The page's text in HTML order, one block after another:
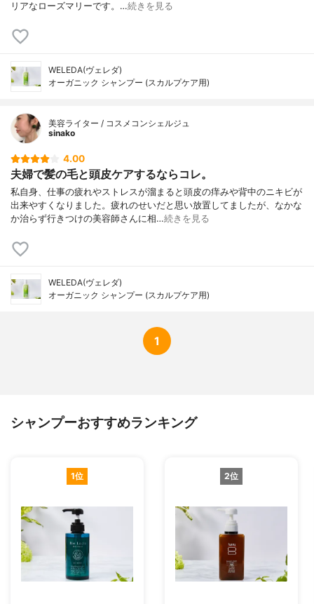
リアなローズマリーです。…続きを見る
WELEDA(ヴェレダ)
オーガニック シャンプー (スカルプケア用)
美容ライター / コスメコンシェルジュ
sinako
4.00
夫婦で髪の毛と頭皮ケアするならコレ。
私自身、仕事の疲れやストレスが溜まると頭皮の痒みや背中のニキビが
出来やすくなりました。疲れのせいだと思い放置してましたが、なかな
か治らず行きつけの美容師さんに相…続きを見る
WELEDA(ヴェレダ)
オーガニック シャンプー (スカルプケア用)
1
シャンプーおすすめランキング
1位 2位